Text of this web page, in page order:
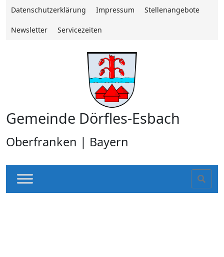
Datenschutzerklärung Impressum Stellenangebote
Newsletter Servicezeiten
Gemeinde Dörfles-Esbach
Oberfranken | Bayern